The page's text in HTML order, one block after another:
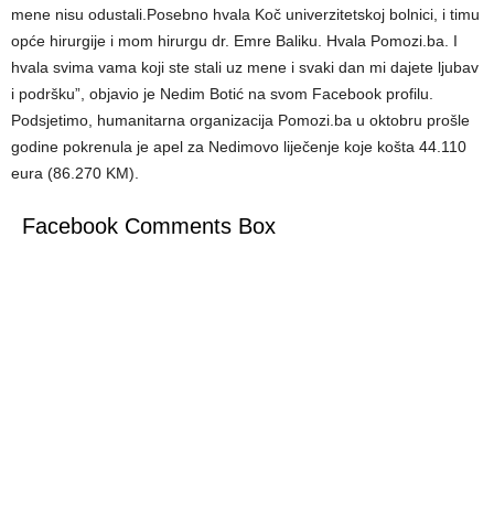
mene nisu odustali.Posebno hvala Koč univerzitetskoj bolnici, i timu
opće hirurgije i mom hirurgu dr. Emre Baliku. Hvala Pomozi.ba. I
hvala svima vama koji ste stali uz mene i svaki dan mi dajete ljubav
i podršku”, objavio je Nedim Botić na svom Facebook profilu.
Podsjetimo, humanitarna organizacija Pomozi.ba u oktobru prošle
godine pokrenula je apel za Nedimovo liječenje koje košta 44.110
eura (86.270 KM).
Facebook Comments Box